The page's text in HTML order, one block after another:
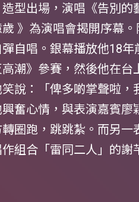
型出場，演唱《告別
》為演唱會揭開序幕
自唱。銀幕播放他18
潮》參賽，然後他在
說：「俾多啲掌聲啦
奮心情，與表演嘉賓廖
圈跑，跳跳紮。而另
組合「雷同二人」的